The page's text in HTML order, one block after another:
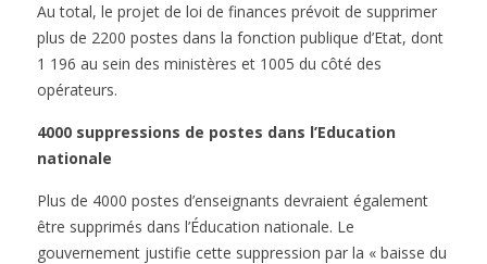
Au total, le projet de loi de finances prévoit de supprimer
plus de 2200 postes dans la fonction publique d’Etat, dont
1 196 au sein des ministères et 1005 du côté des
opérateurs.
4000 suppressions de postes dans l’Education
nationale
Plus de 4000 postes d’enseignants devraient également
être supprimés dans l’Éducation nationale. Le
gouvernement justifie cette suppression par la « baisse du